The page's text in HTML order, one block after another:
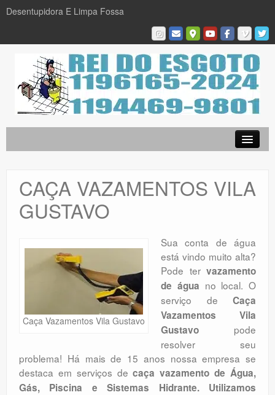
Desentupidora E Limpa Fossa
Limpa Fossa
Caça Vazamentos
Galeria De Fotos
CAÇA VAZAMENTOS VILA
GUSTAVO
Caça Vazamentos Vila Gustavo
Sua conta de água
está vindo muito alta?
Pode ter vazamento
de água no local. O
serviço de Caça
Vazamentos Vila
Gustavo pode
resolver seu
problema! Há mais de 15 anos nossa empresa se
destaca em serviços decaça vazamento de Água,
Gás, Piscina e Sistemas Hidrante. Utilizamos